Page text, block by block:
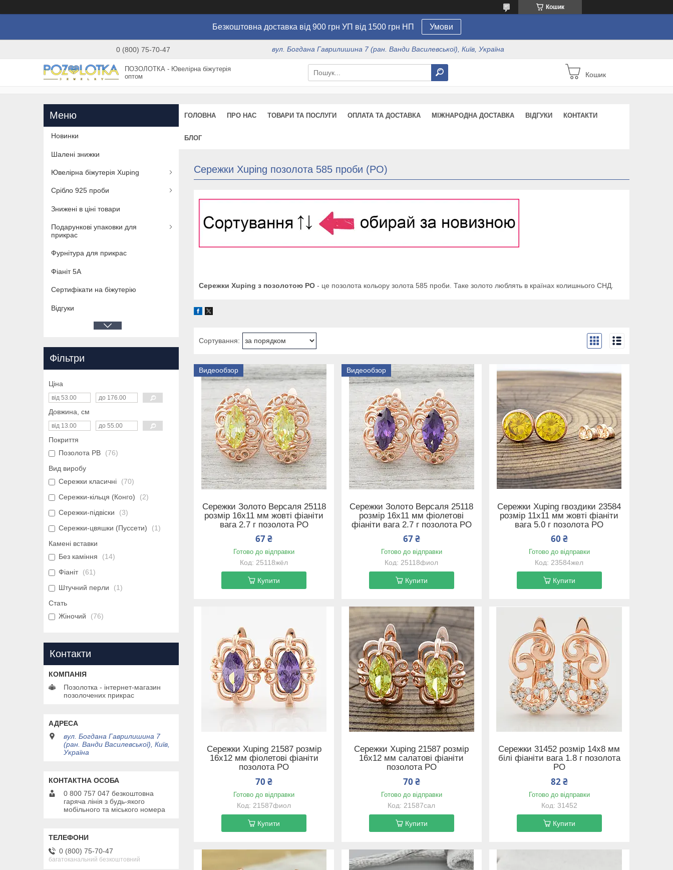
Кошик
Безкоштовна доставка від 900 грн УП від 1500 грн НП Умови
0 (800) 75-70-47 вул. Богдана Гаврилишина 7 (ран. Ванди Василевської), Київ, Україна
ПОЗОЛОТКА - Ювелірна біжутерія
оптом
Кошик
ГОЛОВНА ПРО НАС ТОВАРИ ТА ПОСЛУГИ ОПЛАТА ТА ДОСТАВКА МІЖНАРОДНА ДОСТАВКА ВІДГУКИ КОНТАКТИ
БЛОГ
Сережки Xuping позолота 585 проби (РО)
Сережки Xuping з позолотою РО - це позолота кольору золота 585 проби. Таке золото люблять в країнах колишнього СНД.
Видеообзор
Сережки Золото Версаля 25118
розмір 16х11 мм жовті фіаніти
вага 2.7 г позолота РО
67 ₴
Готово до відправки
25118жёл
Купити
Видеообзор
Сережки Золото Версаля 25118
розмір 16х11 мм фіолетові
фіаніти вага 2.7 г позолота РО
67 ₴
Готово до відправки
25118фиол
Купити
Сережки Xuping гвоздики 23584
розмір 11х11 мм жовті фіаніти
вага 5.0 г позолота РО
60 ₴
Готово до відправки
23584жел
Купити
Сережки Xuping 21587 розмір
16х12 мм фіолетові фіаніти
позолота РО
70 ₴
Готово до відправки
21587фиол
Купити
Сережки Xuping 21587 розмір
16х12 мм салатові фіаніти
позолота РО
70 ₴
Готово до відправки
21587сал
Купити
Сережки 31452 розмір 14х8 мм
білі фіаніти вага 1.8 г позолота
РО
82 ₴
Готово до відправки
31452
Купити
Новинки
Шалені знижки
Ювелірна біжутерія Xuping
Срібло 925 проби
Знижені в ціні товари
Подарункові упаковки для
прикрас
Фурнітура для прикрас
Фіаніт 5А
Сертифікати на біжутерію
Відгуки
Фільтри
Ціна
Довжина, см
Покриття
Позолота РВ
76
Вид виробу
Сережки класичні
70
Сережки-кільця (Конго)
2
Сережки-підвіски
3
Сережки-цвяшки (Пуссети)
1
Камені вставки
Без каміння
14
Фіаніт
61
Штучний перли
1
Стать
Жіночий
76
Контакти
Позолотка - інтернет-магазин
позолочених прикрас
вул. Богдана Гаврилишина 7
(ран. Ванди Василевської), Київ,
Україна
0 800 757 047 безкоштовна
гаряча лінія з будь-якого
мобільного та міського номера
0 (800) 75-70-47
багатоканальний безкоштовний